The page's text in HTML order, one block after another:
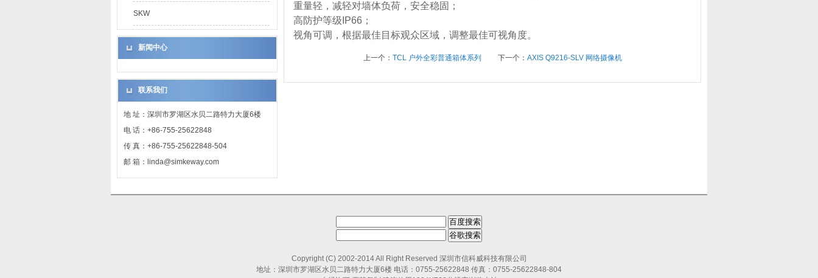
SKW
新闻中心
联系我们
地 址：深圳市罗湖区水贝二路特力大厦6楼
电 话：+86-755-25622848
传 真：+86-755-25622848-504
邮 箱：linda@simkeway.com
重量轻，减轻对墙体负荷，安全稳固；
高防护等级IP66；
视角可调，根据最佳目标观众区域，调整最佳可视角度。
上一个： TCL 户外全彩普通箱体系列 下一个： AXIS Q9216-SLV 网络摄像机
Copyright (C) 2002-2014 All Right Reserved 深圳市信科威科技有限公司
地址：深圳市罗湖区水贝二路特力大厦6楼 电话：0755-25622848 传真：0755-25622848-804